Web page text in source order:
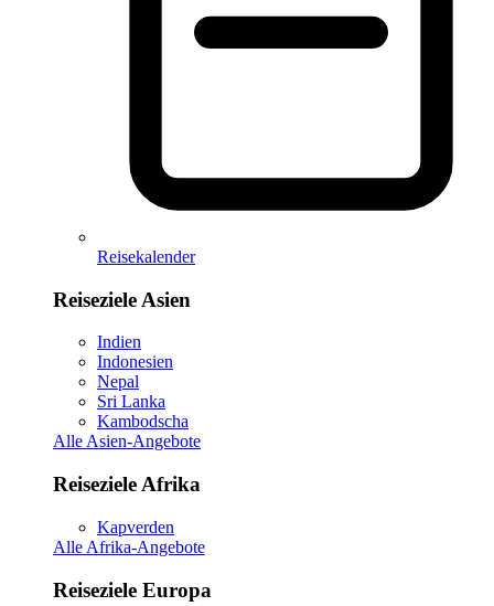
Reisekalender
Reiseziele Asien
Indien
Indonesien
Nepal
Sri Lanka
Kambodscha
Alle Asien-Angebote
Reiseziele Afrika
Kapverden
Alle Afrika-Angebote
Reiseziele Europa